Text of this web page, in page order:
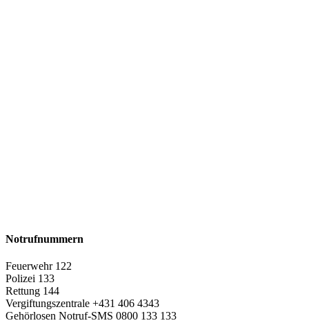
Notrufnummern
Feuerwehr 122
Polizei 133
Rettung 144
Vergiftungszentrale +431 406 4343
Gehörlosen Notruf-SMS 0800 133 133